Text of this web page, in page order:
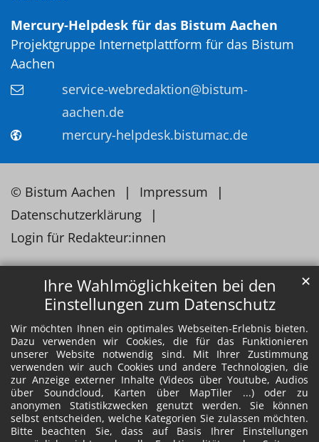
Ihre Wahlmöglichkeiten bei den
Einstellungen zum Datenschutz
Wir möchten Ihnen ein optimales Webseiten-Erlebnis bieten.
Dazu verwenden wir Cookies, die für das Funktionieren
unserer Website notwendig sind. Mit Ihrer Zustimmung
verwenden wir auch Cookies und andere Technologien, die
zur Anzeige externer Inhalte (Videos über Youtube, Audios
über Soundcloud, Karten über MapTiler ...) oder zu
anonymen Statistikzwecken genutzt werden. Sie können
selbst entscheiden, welche Kategorien Sie zulassen möchten.
Bitte beachten Sie, dass auf Basis Ihrer Einstellungen
✕
Mercury-Helpdesk für das Bistum Aachen
Projektgruppe Internetplattform für das Bistum
Aachen
service-webredaktion@bistum-
aachen.de
mercury-helpdesk.bistumac.de
© Bistum Aachen
Impressum
Datenschutzerklärung
Login für Redakteur:innen